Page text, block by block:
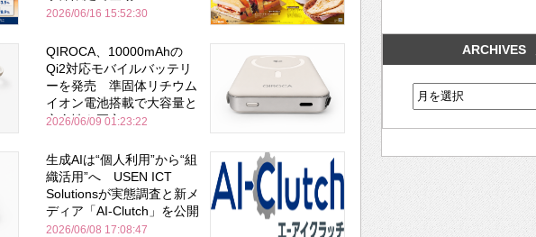
2026/06/16 15:52:30
QIROCA、10000mAhの
Qi2対応モバイルバッテリ
ーを発売 準固体リチウム
イオン電池搭載で大容量と
安全性を両立
2026/06/09 01:23:22
生成AIは“個人利用”から“組
織活用”へ USEN ICT
Solutionsが実態調査と新メ
ディア「AI-Clutch」を公開
2026/06/08 17:08:47
ARCHIVES